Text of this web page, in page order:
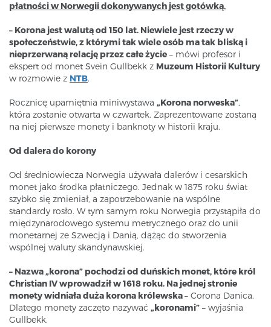
płatności w Norwegii dokonywanych jest gotówką.
– Korona jest walutą od 150 lat. Niewiele jest rzeczy w
społeczeństwie, z którymi tak wiele osób ma tak bliską i
nieprzerwaną relację przez całe życie – mówi profesor i
ekspert od monet Svein Gullbekk z Muzeum Historii Kultury
w rozmowie z NTB.
Rocznicę upamiętnia miniwystawa „Korona norweska”,
która zostanie otwarta w czwartek. Zaprezentowane zostaną
na niej pierwsze monety i banknoty w historii kraju.
Od dalera do korony
Od średniowiecza Norwegia używała dalerów i cesarskich
monet jako środka płatniczego. Jednak w 1875 roku świat
szybko się zmieniał, a zapotrzebowanie na wspólne
standardy rosło. W tym samym roku Norwegia przystąpiła do
międzynarodowego systemu metrycznego oraz do unii
monetarnej ze Szwecją i Danią, dążąc do stworzenia
wspólnej waluty skandynawskiej.
– Nazwa „korona” pochodzi od duńskich monet, które król
Christian IV wprowadził w 1618 roku. Na jednej stronie
monety widniała duża korona królewska– Corona Danica.
Dlatego monety zaczęto nazywać „koronami” – wyjaśnia
Gullbekk.